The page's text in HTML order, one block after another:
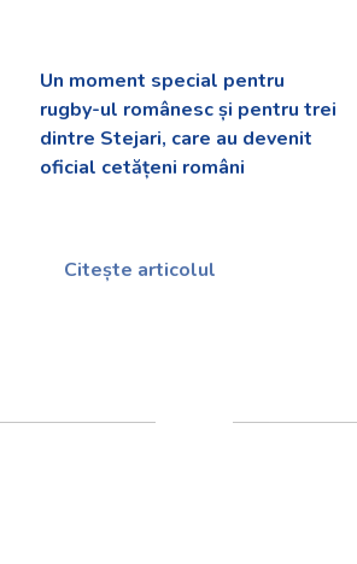
Un moment special pentru
rugby-ul românesc și pentru trei
dintre Stejari, care au devenit
oficial cetățeni români
Citește articolul